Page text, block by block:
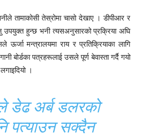
तामाकोसी तेस्रोमा चासो देखाए । डीपीआर र
उपयुक्त हुन्छ भनी त्यसअनुसारको प्रक्रिया अघि
मन्त्रालयमा राय र प्रतिक्रियाका लागि
बोर्डका पत्रहरूलाई उसले पूर्ण बेवास्ता गर्दै गयो
।
डेढ अर्ब डलरको
पत्याउन सक्दैन